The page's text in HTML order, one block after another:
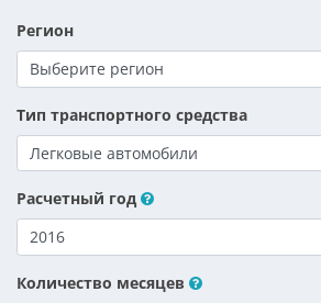
Регион
Тип транспортного средства
Расчетный год
Количество месяцев